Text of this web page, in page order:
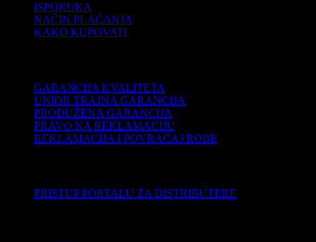
ISPORUKA
NAČIN PLAĆANJA
KAKO KUPOVATI
GARANCIJA KVALITETA
UNIOR TRAJNA GARANCIJA
PRODUŽENA GARANCIJA
PRAVO NA REKLAMACIJU
REKLAMACIJA I POVRAĆAJ ROBE
PRISTUP PORTALU ZA DISTRIBUTERE